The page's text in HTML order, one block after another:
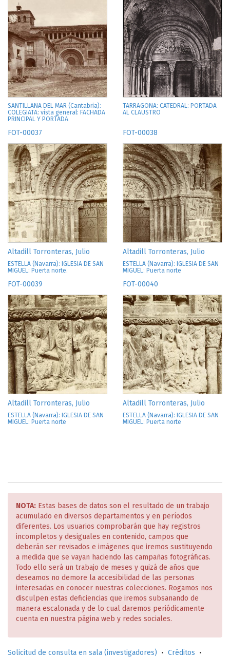
SANTILLANA DEL MAR (Cantabria):
COLEGIATA: vista general: FACHADA
PRINCIPAL Y PORTADA
TARRAGONA: CATEDRAL: PORTADA
AL CLAUSTRO
FOT-00037
Altadill Torronteras, Julio
ESTELLA (Navarra): IGLESIA DE SAN
MIGUEL: Puerta norte.
FOT-00038
Altadill Torronteras, Julio
ESTELLA (Navarra): IGLESIA DE SAN
MIGUEL: Puerta norte
FOT-00039
Altadill Torronteras, Julio
ESTELLA (Navarra): IGLESIA DE SAN
MIGUEL: Puerta norte
FOT-00040
Altadill Torronteras, Julio
ESTELLA (Navarra): IGLESIA DE SAN
MIGUEL: Puerta norte
NOTA: Estas bases de datos son el resultado de un trabajo
acumulado en diversos departamentos y en períodos
diferentes. Los usuarios comprobarán que hay registros
incompletos y desiguales en contenido, campos que
deberán ser revisados e imágenes que iremos sustituyendo
a medida que se vayan haciendo las campañas fotográficas.
Todo ello será un trabajo de meses y quizá de años que
deseamos no demore la accesibilidad de las personas
interesadas en conocer nuestras colecciones. Rogamos nos
disculpen estas deficiencias que iremos subsanando de
manera escalonada y de lo cual daremos periódicamente
cuenta en nuestra página web y redes sociales.
Solicitud de consulta en sala (investigadores) • Créditos •